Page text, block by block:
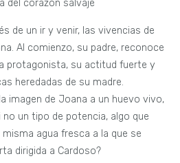
mantener parcialmente
personajes de la novela. Se
de Joana y, luego, la amante de
que la figura de un triángulo
protagonista, atraviesa toda la
primero por el profesor, la mujer